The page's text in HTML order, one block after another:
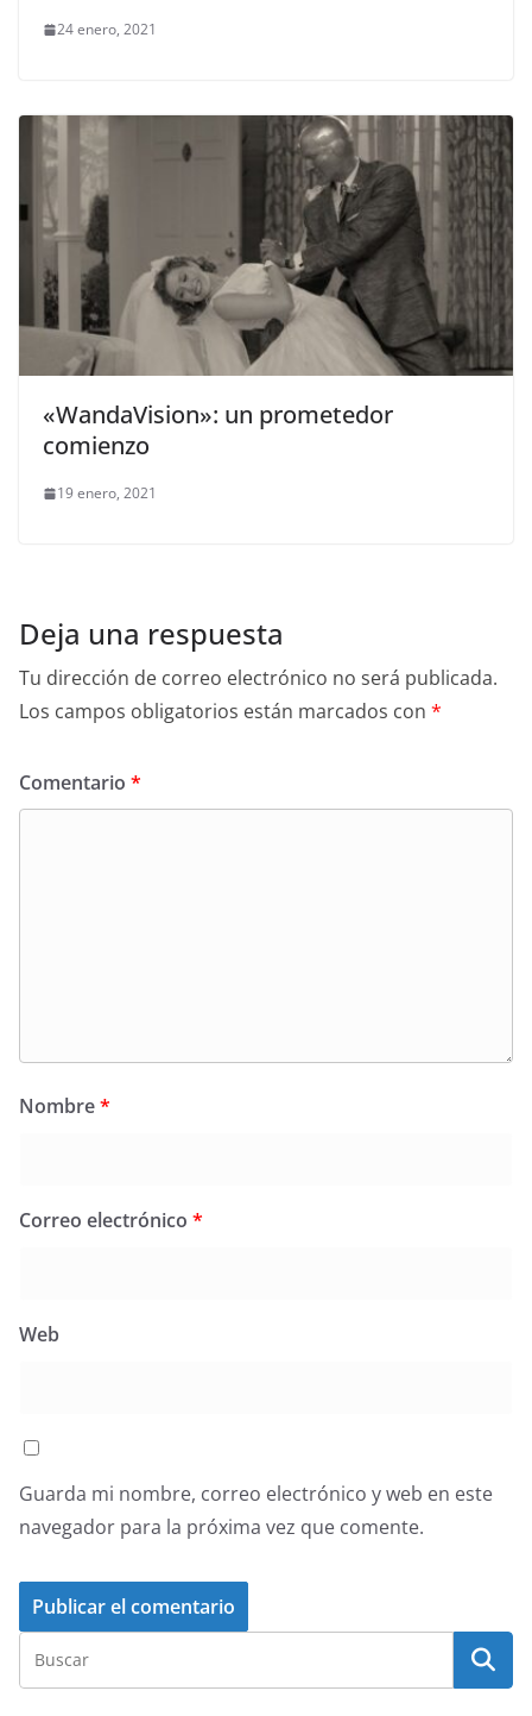
24 enero, 2021
«WandaVision»: un prometedor
comienzo
19 enero, 2021
Deja una respuesta
Tu dirección de correo electrónico no será publicada.
Los campos obligatorios están marcados con *
Comentario *
Nombre*
Correo electrónico *
Web
Guarda mi nombre, correo electrónico y web en este
navegador para la próxima vez que comente.